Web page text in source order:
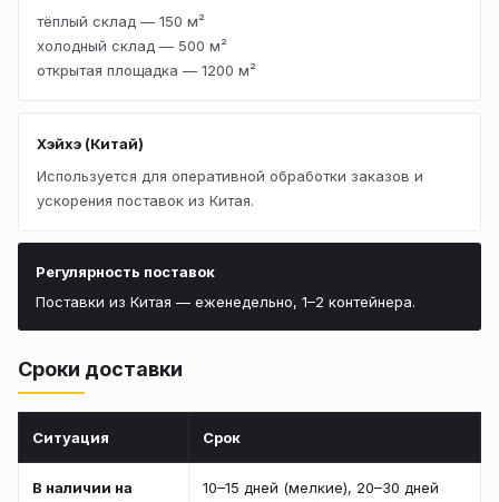
тёплый склад — 150 м²
холодный склад — 500 м²
открытая площадка — 1200 м²
Хэйхэ (Китай)
Используется для оперативной обработки заказов и
ускорения поставок из Китая.
Регулярность поставок
Поставки из Китая — еженедельно, 1–2 контейнера.
Сроки доставки
Ситуация Срок
В наличии на
10–15 дней (мелкие), 20–30 дней